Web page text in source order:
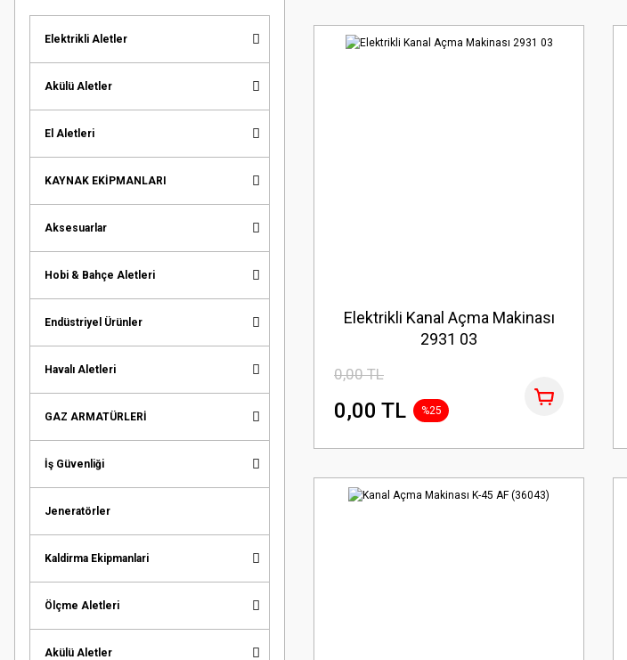
Elektrikli Aletler
Akülü Aletler
El Aletleri
KAYNAK EKİPMANLARI
Aksesuarlar
Hobi & Bahçe Aletleri
Endüstriyel Ürünler
Havalı Aletleri
GAZ ARMATÜRLERİ
İş Güvenliği
Jeneratörler
Kaldirma Ekipmanlari
Ölçme Aletleri
Akülü Aletler
Elektrikli Kanal Açma Makinası
2931 03
0,00 TL
0,00 TL %25